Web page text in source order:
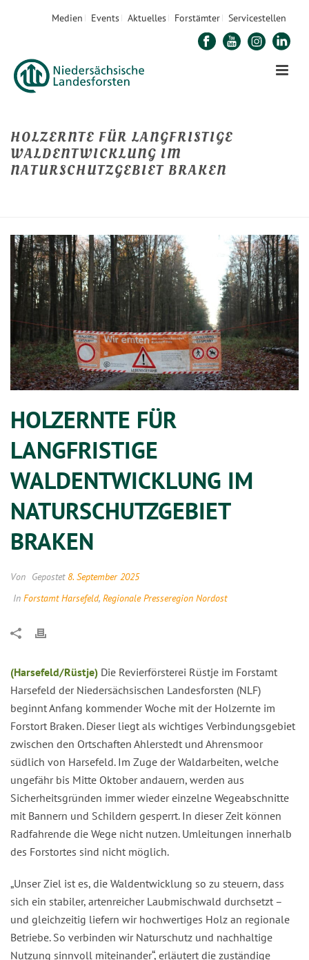
Medien Events Aktuelles Forstämter Servicestellen
HOLZERNTE FÜR LANGFRISTIGE
WALDENTWICKLUNG IM
NATURSCHUTZGEBIET BRAKEN
HOLZERNTE FÜR
LANGFRISTIGE
WALDENTWICKLUNG IM
NATURSCHUTZGEBIET
BRAKEN
Von Gepostet8. September 2025
In Forstamt Harsefeld, Regionale Presseregion Nordost
(Harsefeld/Rüstje) Die Revierförsterei Rüstje im Forstamt
Harsefeld der Niedersächsischen Landesforsten (NLF)
beginnt Anfang kommender Woche mit der Holzernte im
Forstort Braken. Dieser liegt als wichtiges Verbindungsgebiet
zwischen den Ortschaften Ahlerstedt und Ahrensmoor
südlich von Harsefeld. Im Zuge der Waldarbeiten, welche
ungefähr bis Mitte Oktober andauern, werden aus
Sicherheitsgründen immer wieder einzelne Wegeabschnitte
mit Bannern und Schildern gesperrt. In dieser Zeit können
Radfahrende die Wege nicht nutzen. Umleitungen innerhalb
des Forstortes sind nicht möglich.
„Unser Ziel ist es, die Waldentwicklung so zu steuern, dass
sich ein stabiler, artenreicher Laubmischwald durchsetzt –
und gleichzeitig liefern wir hochwertiges Holz an regionale
Betriebe. So verbinden wir Naturschutz und nachhaltige
Nutzung sinnvoll miteinander“, erläutert die zuständige